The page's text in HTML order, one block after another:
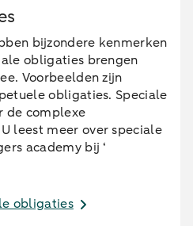
bijzondere kenmerken
obligaties brengen
Voorbeelden zijn
obligaties. Speciale
de complexe
leest meer over speciale
academy bij ‘
obligaties